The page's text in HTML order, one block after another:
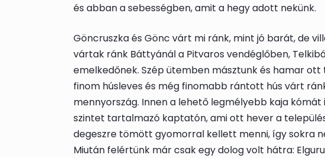
és abban a sebességben, amit a hegy adott nekünk.
Göncruszka és Gönc várt mi ránk, mint jó barát, de
vártak ránk Báttyánál a Pitvaros vendéglőben,
emelkedőnek. Szép ütemben másztunk és hamar
finom húsleves és még finomabb rántott hús várt
mennyország. Innen a lehető legmélyebb kaja
szintet tartalmazó kaptatón, ami ott hever a
degeszre tömött gyomorral kellett menni, így sokra
Miután felértünk már csak egy dolog volt hátra: